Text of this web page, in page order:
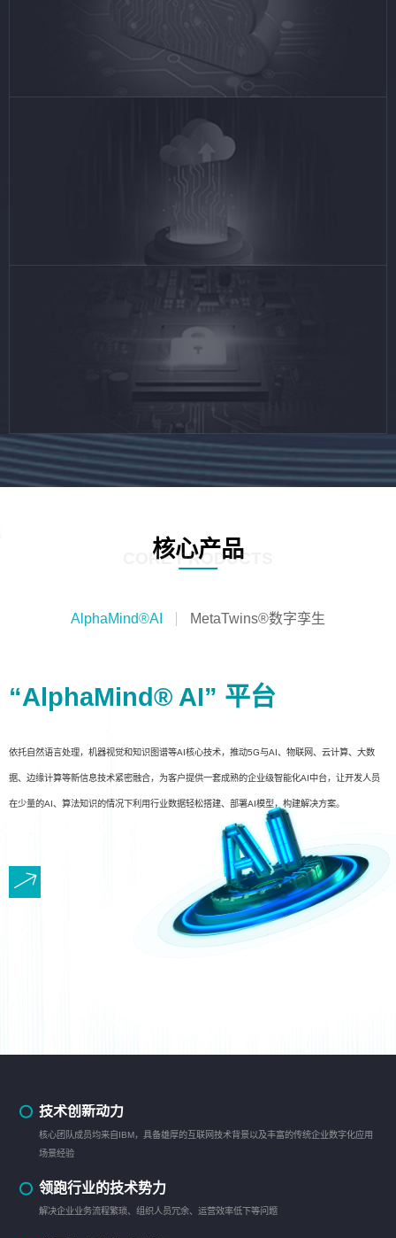
核心产品
CORE PRODUCTS
AlphaMind®AI MetaTwins®数字孪生
“AlphaMind® AI” 平台
依托自然语言处理，机器视觉和知识图谱等AI核心技术，推动5G与AI、物联网、云计算、大数
据、边缘计算等新信息技术紧密融合，为客户提供一套成熟的企业级智能化AI中台，让开发人员
在少量的AI、算法知识的情况下利用行业数据轻松搭建、部署AI模型，构建解决方案。
技术创新动力
核心团队成员均来自IBM，具备雄厚的互联网技术背景以及丰富的传统企业数字化应用
场景经验
领跑行业的技术势力
解决企业业务流程繁琐、组织人员冗余、运营效率低下等问题